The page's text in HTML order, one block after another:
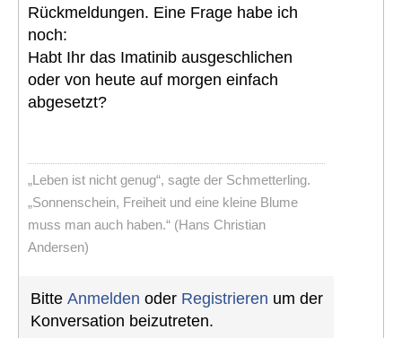
Rückmeldungen. Eine Frage habe ich
noch:
Habt Ihr das Imatinib ausgeschlichen
oder von heute auf morgen einfach
abgesetzt?
„Leben ist nicht genug“, sagte der Schmetterling.
„Sonnenschein, Freiheit und eine kleine Blume
muss man auch haben.“ (Hans Christian
Andersen)
Bitte Anmelden oder Registrieren um der
Konversation beizutreten.